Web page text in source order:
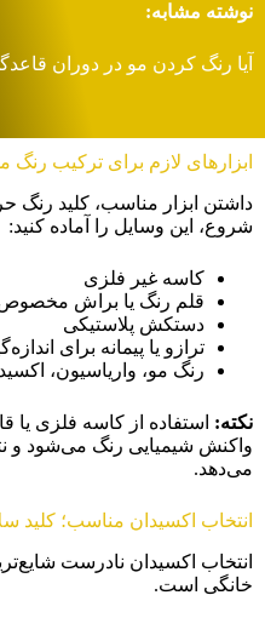
نوشته مشابه:
آیا رنگ کردن مو در دوران
ابزارهای لازم برای ترکیب رنگ
داشتن ابزار مناسب، کلید رنگ
شروع، این وسایل را آماده کنید:
کاسه غیر فلزی
قلم رنگ یا براش
دستکش پلاستیکی
ترازو یا پیمانه برای
رنگ مو، واریاسیون،
نکته: استفاده از کاسه فلزی یا
واکنش شیمیایی رنگ می‌شود و
می‌دهد.
انتخاب اکسیدان مناسب؛ کلید
انتخاب اکسیدان نادرست
خانگی است.